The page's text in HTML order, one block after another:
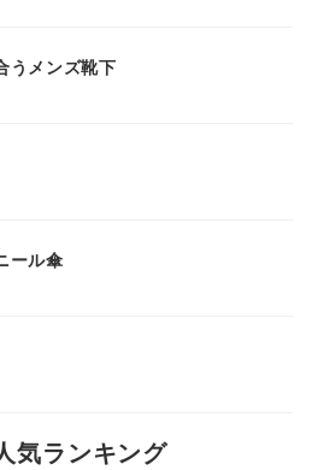
うメンズ靴下
ール傘
気ランキング